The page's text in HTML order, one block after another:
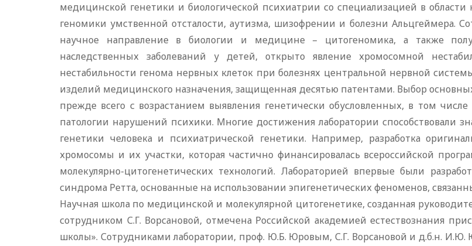
медицинской генетики и биологической психиатрии со специализацией в
геномики умственной отсталости, аутизма, шизофрении и болезни Альцгеймера.
научное направление в биологии и медицине – цитогеномика, а также
наследственных заболеваний у детей, открыто явление хромосомной
нестабильности генома нервных клеток при болезнях центральной нервной
изделий медицинского назначения, защищенная десятью патентами. Выбор
прежде всего с возрастанием выявления генетически обусловленных, в том
патологии нарушений психики. Многие достижения лаборатории способствовали
генетики человека и психиатрической генетики. Например, разработка
хромосомы и их участки, которая частично финансировалась всероссийской
молекулярно-цитогенетических технологий. Лабораторией впервые были
синдрома Ретта, основанные на использовании эпигенетических феноменов,
Научная школа по медицинской и молекулярной цитогенетике, созданная
сотрудником С.Г. Ворсановой, отмечена Российской академией естествознания
школы». Сотрудниками лаборатории, проф. Ю.Б. Юровым, С.Г. Ворсановой и д.б.н.